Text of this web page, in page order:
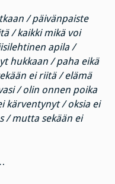
/ päivänpaiste
/ kaikki mikä voi
apila /
hukkaan / paha eikä
ei riitä / elämä
/ olin onnen poika
kärventynyt / oksia ei
/ mutta sekään ei